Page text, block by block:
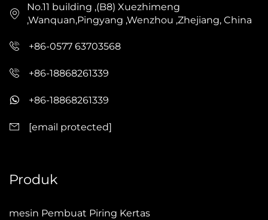
No.11 building ,(B8) Xuezhimeng
,Wanquan,Pingyang ,Wenzhou ,Zhejiang, China
+86-0577 63703568
+86-18868261339
+86-18868261339
[email protected]
Produk
mesin Pembuat Piring Kertas